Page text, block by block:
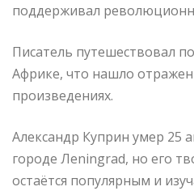
поддерживал
Писатель путешествовал
Африке, что нашло
произведениях.
Александр Куприн умер 25
городе Лeningrad, но его
остаётся популярным и